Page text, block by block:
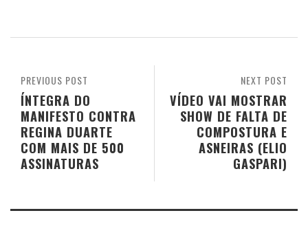
NEXT POST
VÍDEO VAI MOSTRAR
SHOW DE FALTA DE
COMPOSTURA E
ASNEIRAS (ELIO
GASPARI)
PREVIOUS POST
ÍNTEGRA DO
MANIFESTO CONTRA
REGINA DUARTE
COM MAIS DE 500
ASSINATURAS